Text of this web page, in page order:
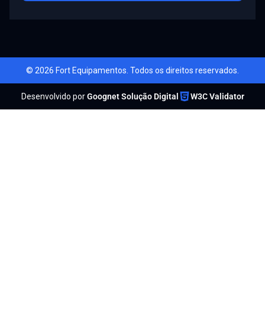
© 2026 Fort Equipamentos. Todos os direitos reservados.
Desenvolvido porGoognet Solução Digital W3C Validator